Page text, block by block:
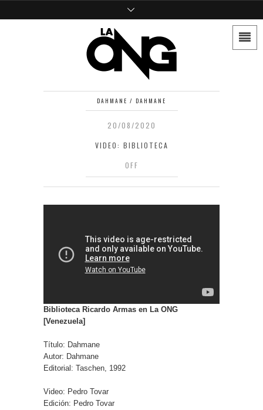
DAHMANE / DAHMANE
20/08/2020
VIDEO: BIBLIOTECA
OFF
Biblioteca Ricardo Armas en La ONG
[Venezuela]
Título: Dahmane
Autor: Dahmane
Editorial: Taschen, 1992
Video: Pedro Tovar
Edición: Pedro Tovar